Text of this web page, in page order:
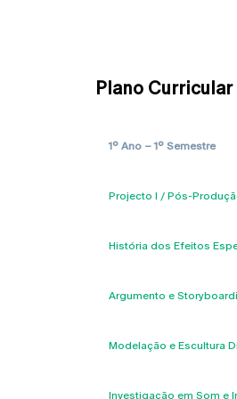
Plano Curricular
1º Ano – 1º Semestre
Projecto I / Pós-
História dos Efeitos
Argumento e
Modelação e Escultura
Investigação em Som e